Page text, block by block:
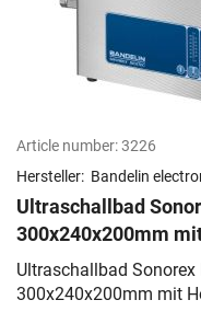
Article number:3226
Hersteller: Bandelin
Ultraschallbad
300x240x200mm
SweepTec, Degas
Ultraschallbad
300x240x200mm mit